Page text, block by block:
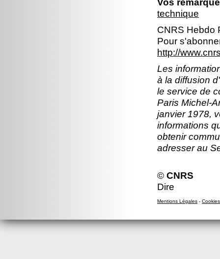
technique
CNRS Hebdo
Pour
http://
Les
à la diffusion
le service de
Paris Michel-
janvier 1978,
informations
obtenir
adresser au
© CNRS
Dire
Mentions Légales - Cookies